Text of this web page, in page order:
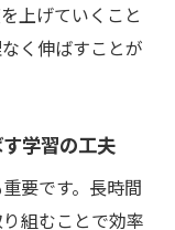
上げていくこと
く伸ばすことが
学習の工夫
要です。長時間
組むことで効率